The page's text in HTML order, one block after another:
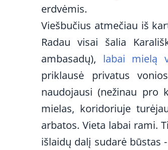
erdvėmis.
Viešbučius atmečiau iš
Radau visai šalia
ambasadų), labai mielą
priklausė privatus
naudojausi (nežinau pro
mielas, koridoriuje
arbatos. Vieta labai rami.
išlaidų dalį sudarė būstas